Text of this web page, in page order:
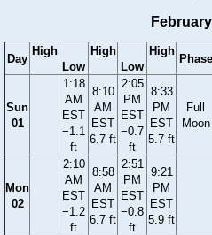
Day
High
Low
High
Low
High
Phase
Sun
01
1:18
AM
EST
−1.1
ft
8:10
AM
EST
6.7 ft
2:05
PM
EST
−0.7
ft
8:33
PM
EST
5.7 ft
Full
Moon
Mon
02
2:10
AM
EST
−1.2
ft
8:58
AM
EST
6.7 ft
2:51
PM
EST
−0.8
ft
9:21
PM
EST
5.9 ft